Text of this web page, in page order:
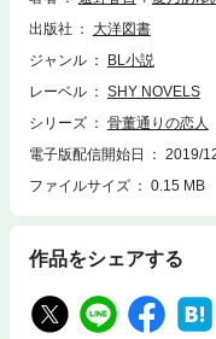
ラブストーリー誕生！！
出版社
大洋図書
ジャンル
BL小説
レーベル
SHY NOVELS
シリーズ
骨董通りの恋人
電子版配信開始日
2019/
ファイルサイズ
0.15 MB
作品をシェアする